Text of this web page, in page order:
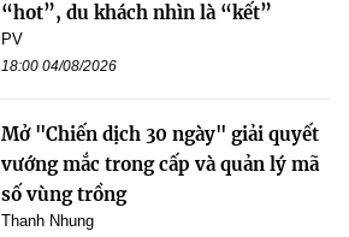
“hot”, du khách nhìn là “kết”
PV
18:00 04/08/2026
Mở "Chiến dịch 30 ngày" giải quyết
vướng mắc trong cấp và quản lý mã
số vùng trồng
Thanh Nhung